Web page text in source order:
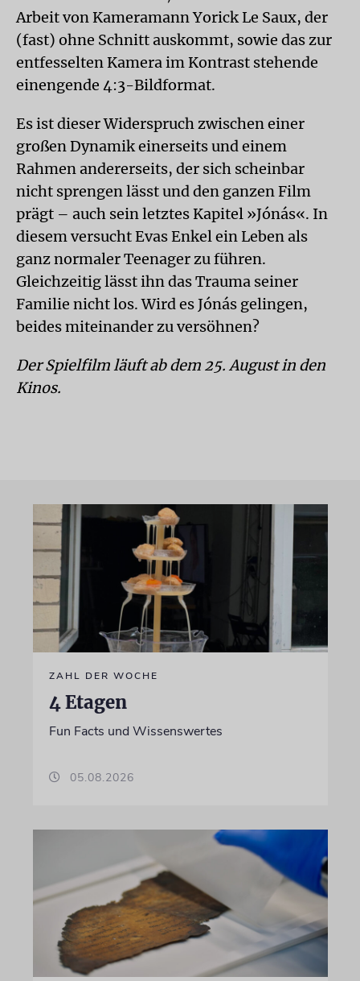
Arbeit von Kameramann Yorick Le Saux, der
(fast) ohne Schnitt auskommt, sowie das zur
entfesselten Kamera im Kontrast stehende
einengende 4:3-Bildformat.
Es ist dieser Widerspruch zwischen einer
großen Dynamik einerseits und einem
Rahmen andererseits, der sich scheinbar
nicht sprengen lässt und den ganzen Film
prägt – auch sein letztes Kapitel »Jónás«. In
diesem versucht Evas Enkel ein Leben als
ganz normaler Teenager zu führen.
Gleichzeitig lässt ihn das Trauma seiner
Familie nicht los. Wird es Jónás gelingen,
beides miteinander zu versöhnen?
Der Spielfilm läuft ab dem 25. August in den
Kinos.
ZAHL DER WOCHE
4 Etagen
Fun Facts und Wissenswertes
05.08.2026